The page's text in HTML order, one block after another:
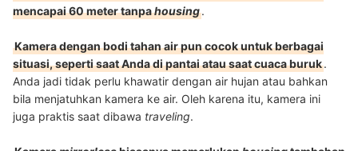
mencapai 60 meter tanpahousing.
Kamera dengan bodi tahan air pun cocok untuk berbagai
situasi, seperti saat Anda di pantai atau saat cuaca buruk.
Anda jadi tidak perlu khawatir dengan air hujan atau bahkan
bila menjatuhkan kamera ke air. Oleh karena itu, kamera ini
juga praktis saat dibawa traveling.